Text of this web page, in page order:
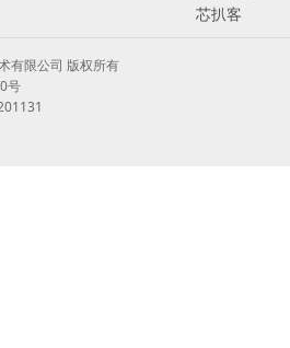
芯扒客
有限公司 版权所有
号